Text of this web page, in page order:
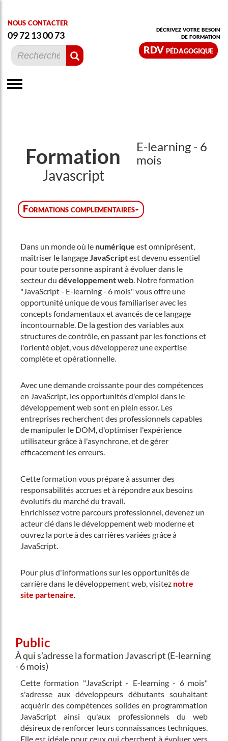
nous contacter
09 72 13 00 73
décrivez votre besoin
de formation
RDV pédagogique
Formation
Javascript
E-learning - 6
mois
Formations complementaires
Dans un monde où le numérique est omniprésent,
maîtriser le langageJavaScriptest devenu essentiel
pour toute personne aspirant à évoluer dans le
secteur du développement web. Notre formation
"JavaScript - E-learning - 6 mois" vous offre une
opportunité unique de vous familiariser avec les
concepts fondamentaux et avancés de ce langage
incontournable. De la gestion des variables aux
structures de contrôle, en passant par les fonctions et
l'orienté objet, vous développerez une expertise
complète et opérationnelle.
Avec une demande croissante pour des compétences
en JavaScript, les opportunités d'emploi dans le
développement web sont en plein essor. Les
entreprises recherchent des professionnels capables
de manipuler le DOM, d'optimiser l'expérience
utilisateur grâce à l'asynchrone, et de gérer
efficacement les erreurs.
Cette formation vous prépare à assumer des
responsabilités accrues et à répondre aux besoins
évolutifs du marché du travail.
Enrichissez votre parcours professionnel, devenez un
acteur clé dans le développement web moderne et
ouvrez la porte à des carrières variées grâce à
JavaScript.
Pour plus d'informations sur les opportunités de
carrière dans le développement web, visitez notre
site partenaire.
Public
À qui s'adresse la formation Javascript (E-learning
- 6 mois)
Cette formation "JavaScript - E-learning - 6 mois"
s'adresse aux développeurs débutants souhaitant
acquérir des compétences solides en programmation
JavaScript ainsi qu'aux professionnels du web
désireux de renforcer leurs connaissances techniques.
Elle est idéale pour ceux qui cherchent à évoluer vers